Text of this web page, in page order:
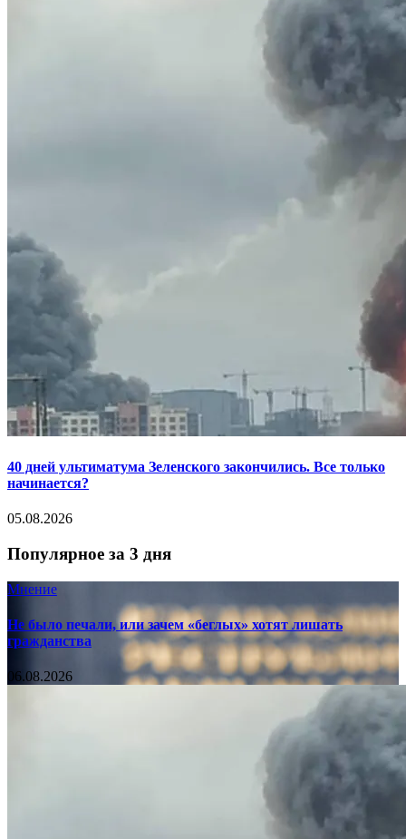
40 дней ультиматума Зеленского закончились. Все только
начинается?
05.08.2026
Популярное за 3 дня
Мнение
Не было печали, или зачем «беглых» хотят лишать
гражданства
06.08.2026